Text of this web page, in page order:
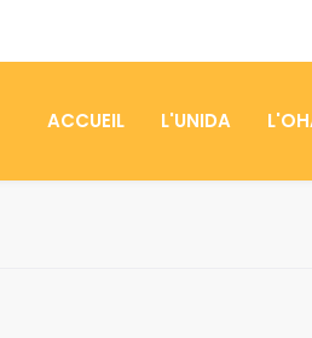
ACCUEIL L'UNIDA